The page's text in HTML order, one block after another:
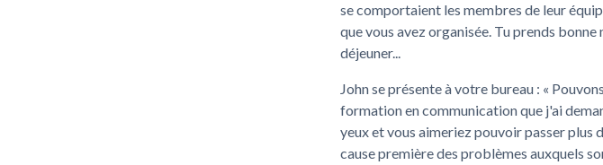
se comportaient les membres de leur
que vous avez organisée. Tu prends
déjeuner...
John se présente à votre bureau : «
formation en communication que j'ai
yeux et vous aimeriez pouvoir passer plus
cause première des problèmes auxquels